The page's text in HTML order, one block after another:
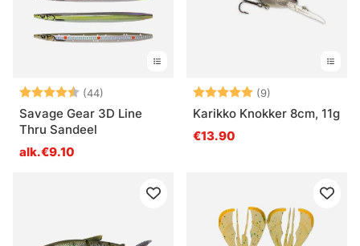
Arvio: (44)
4.8 5:sta tähdestä
Savage Gear 3D Line
Thru Sandeel
alk.€9.10
Arvio: (9)
Karikko Knokker 8cm, 11g
€13.90